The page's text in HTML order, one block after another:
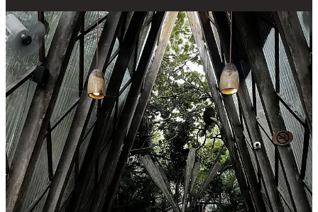
Los villanos del paraíso: Hoteles clausurados y sus precios
obscenos